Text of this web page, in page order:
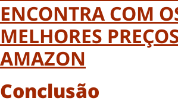
ENCONTRA COM
MELHORES
AMAZON
Conclusão